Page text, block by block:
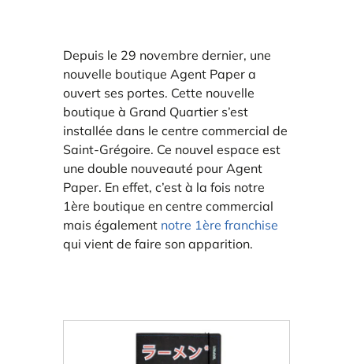
Depuis le 29 novembre dernier, une
nouvelle boutique Agent Paper a
ouvert ses portes. Cette nouvelle
boutique à Grand Quartier s’est
installée dans le centre commercial de
Saint-Grégoire. Ce nouvel espace est
une double nouveauté pour Agent
Paper. En effet, c’est à la fois notre
1ère boutique en centre commercial
mais également notre 1ère franchise
qui vient de faire son apparition.